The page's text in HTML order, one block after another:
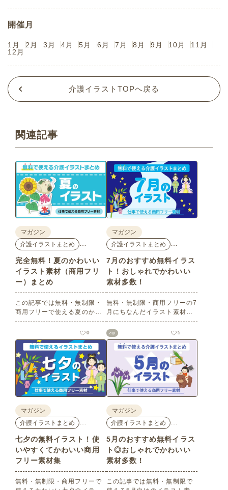
開催月
1月 2月 3月 4月 5月 6月 7月 8月 9月 10月
11月
12月
介護イラストTOPへ戻る
関連記事
マガジン
介護イラストまとめ
完全無料！夏のかわいい
イラスト素材（商用フリ
ー）まとめ
この記事では無料・無制限・
商用フリーで使える夏のかわ
いいイラスト素材を多数ご紹
介いたします。夏の花である
ひまわりや朝顔、夏祭り、花
火、七夕など夏ならではのか
わいいイラストをご用意！ポ
スターやパンフレットなどで
使いやすいテイストなので、
ぜひご活用ください。
0
マガジン
介護イラストまとめ
7月のおすすめ無料イラス
ト！おしゃれでかわいい
素材多数！
無料・無制限・商用フリーの7
月にちなんだイラスト素材を
多数ご紹介します。どれも印
刷に適した解像度で、点数制
限なしで自由に使える素材ば
かり♪どなたでもご利用いただ
けます！ぜひご活用くださ
い。
zip 5
マガジン
介護イラストまとめ
七夕の無料イラスト！使
いやすくてかわいい商用
フリー素材集
無料・無制限・商用フリーで
マガジン
介護イラストまとめ
5月のおすすめ無料イラス
ト◎おしゃれでかわいい
素材多数！
この記事では無料・無制限で